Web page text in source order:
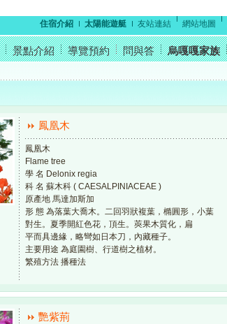
住宿介紹 太陽能遊艇 友站連結 網站地圖
景點介紹 導覽預約 問與答 烏嘎嘎家族
鳳凰木
鳳凰木
Flame tree
學 名 Delonix regia
科 名 蘇木科 ( CAESALPINIACEAE )
原產地 馬達加斯加
形 態 為落葉大喬木。二回羽狀複葉，橢圓形，小葉
對生。夏季開紅色花，頂生。莢果木質化，扁
平而具邊緣，略彎如日本刀，內藏種子。
主要用途 為庭園樹、行道樹之植材。
繁殖方法 播種法
艷紫荊